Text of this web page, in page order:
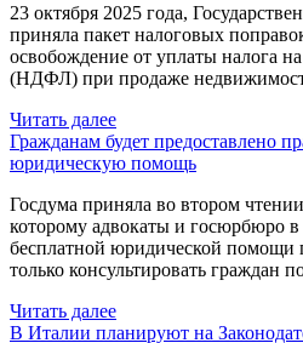
23 октября 2025 года,
приняла пакет налоговых
освобождение от уплаты налога
(НДФЛ) при продаже
Читать далее
Гражданам будет предоставлено
юридическую помощь
Госдума приняла во втором
которому адвокаты и госюрбюро в
бесплатной юридической помощи
только консультировать граждан
Читать далее
В Италии планируют на